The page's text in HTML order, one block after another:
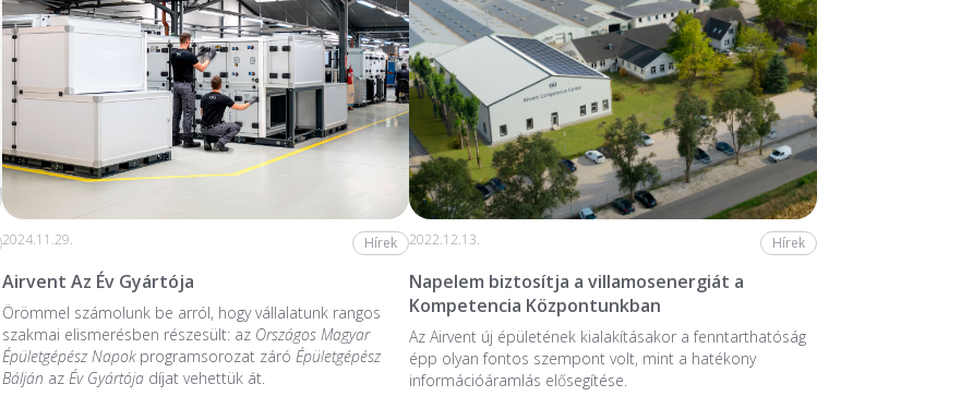
2024.11.29. Hírek
Airvent Az Év Gyártója
Örömmel számolunk be arról, hogy vállalatunk rangos
szakmai elismerésben részesült: az Országos Magyar
Épületgépész Napokprogramsorozat záró Épületgépész
Bálján az Év Gyártójadíjat vehettük át.
2022.12.13. Hírek
Napelem biztosítja a villamosenergiát a
Kompetencia Központunkban
Az Airvent új épületének kialakításakor a fenntarthatóság
épp olyan fontos szempont volt, mint a hatékony
információáramlás elősegítése.